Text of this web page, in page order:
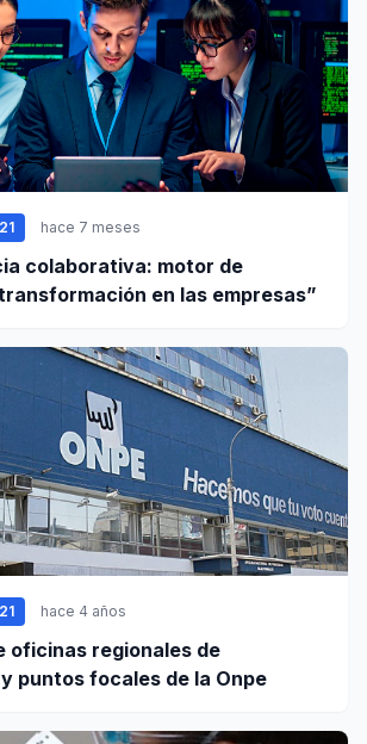
hace 7 meses
colaborativa: motor de
en las empresas”
hace 4 años
oficinas regionales de
puntos focales de la Onpe